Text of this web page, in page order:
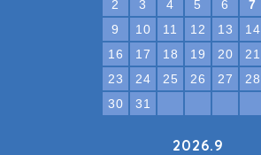
2
3 4 5 6 7
9
10 11 12 13 14
16
17 18 19 20 21
23
24 25 26 27 28
30
31
2026.9